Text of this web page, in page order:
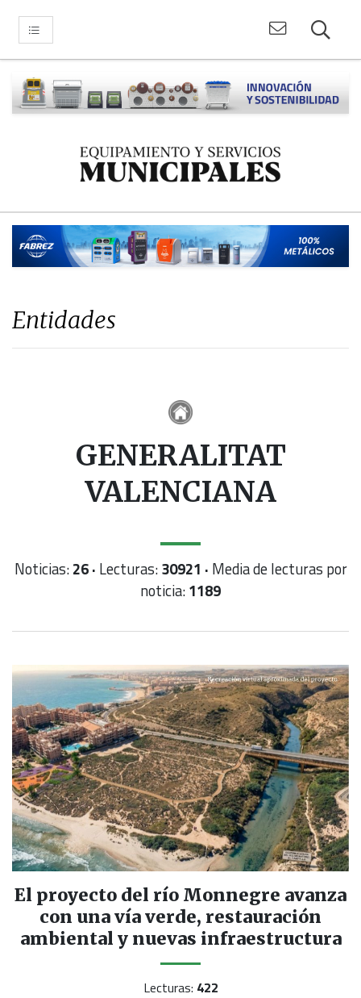
Entidades
GENERALITAT
VALENCIANA
Noticias:26 · Lecturas:30921 · Media de lecturas por
noticia:1189
El proyecto del río Monnegre avanza
con una vía verde, restauración
ambiental y nuevas infraestructura
Lecturas: 422